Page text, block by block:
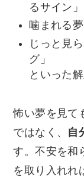
るサイン」
噛まれる
じっと見
グ」
といった
怖い夢を見て
ではなく、 自
す。不安を和
を取り入れれ